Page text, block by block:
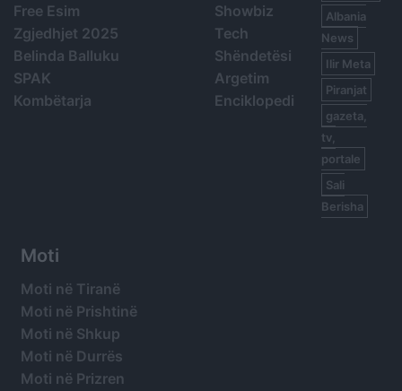
Free Esim
Zgjedhjet 2025
Belinda Balluku
SPAK
Kombëtarja
Showbiz
Tech
Shëndetësi
Argetim
Enciklopedi
Albania
News
Ilir Meta
Piranjat
gazeta,
tv,
portale
Sali
Berisha
Moti
Moti në Tiranë
Moti në Prishtinë
Moti në Shkup
Moti në Durrës
Moti në Prizren